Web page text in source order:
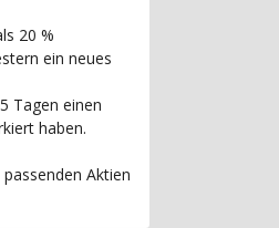
20 %
ein neues
Tagen einen
haben.
Aktien